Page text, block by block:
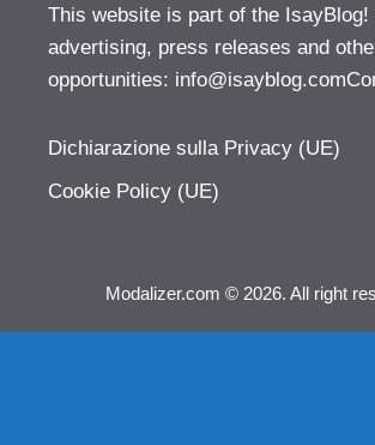
This website is part of the IsayBlog!
advertising, press releases and
opportunities:
Dichiarazione sulla Privacy (UE)
Cookie Policy (UE)
Modalizer.com © 2026. All right